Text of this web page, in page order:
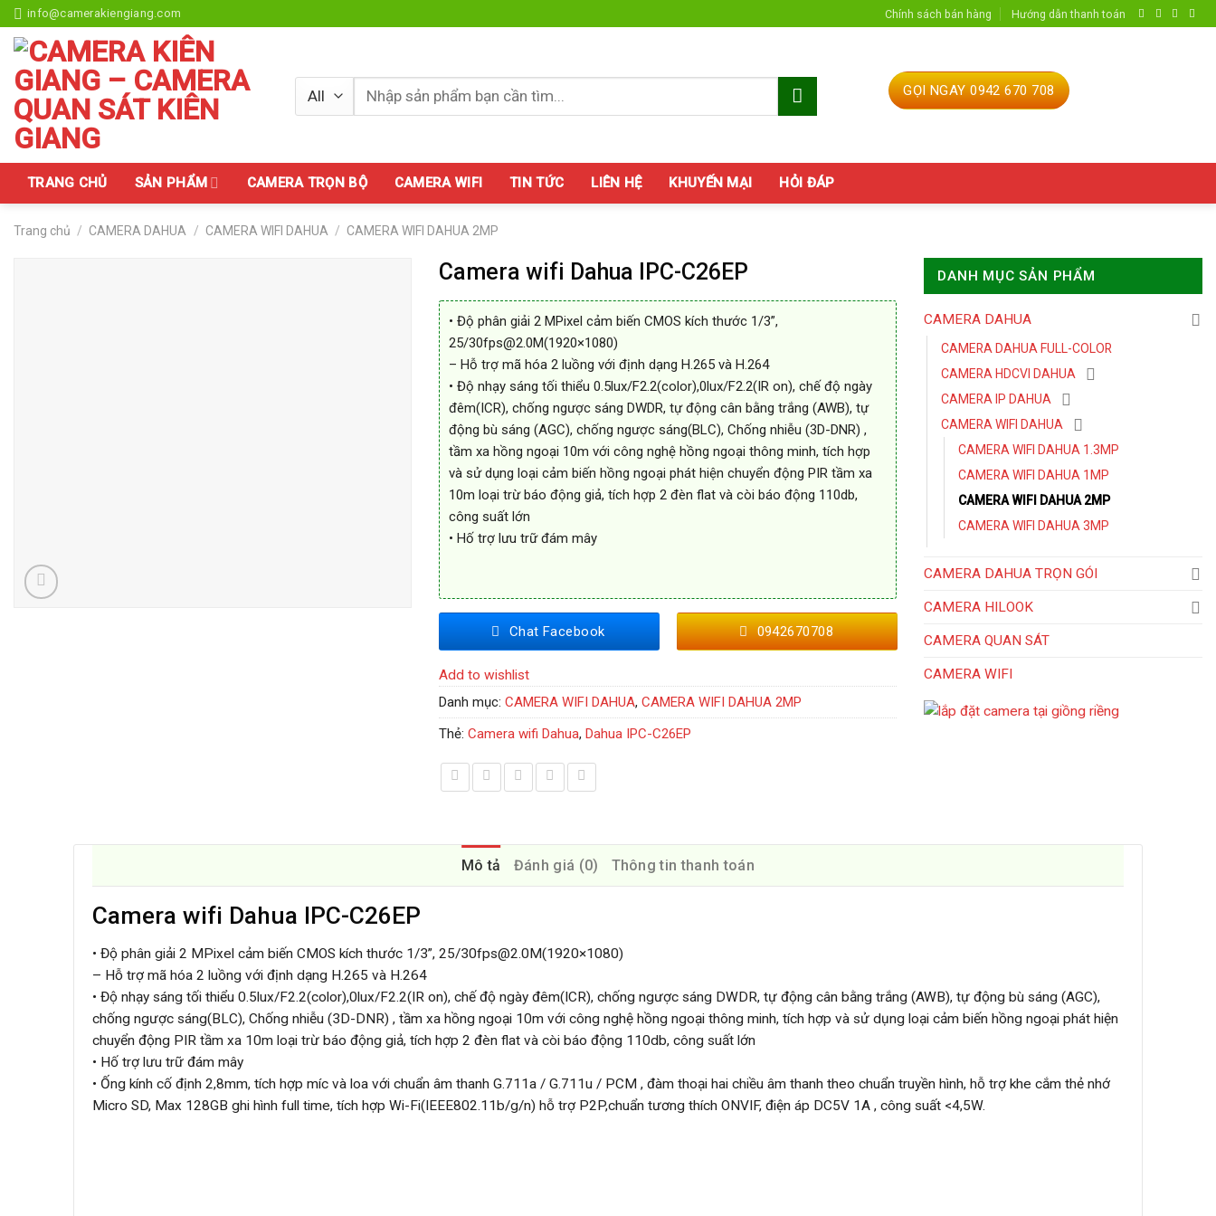
Skip
to
content
info@camerakiengiang.com Chính sách bán hàng Hướng dẫn thanh toán
Tìm
kiếm:
GỌI NGAY 0942 670 708
TRANG CHỦ SẢN PHẨM CAMERA TRỌN BỘ CAMERA WIFI TIN TỨC LIÊN HỆ KHUYẾN MẠI HỎI ĐÁP
Trang chủ / CAMERA DAHUA / CAMERA WIFI DAHUA / CAMERA WIFI DAHUA 2MP
Camera wifi Dahua IPC-C26EP
• Độ phân giải 2 MPixel cảm biến CMOS kích thước 1/3”,
25/30fps@2.0M(1920×1080)
– Hỗ trợ mã hóa 2 luồng với định dạng H.265 và H.264
• Độ nhạy sáng tối thiểu 0.5lux/F2.2(color),0lux/F2.2(IR on), chế độ ngày
đêm(ICR), chống ngược sáng DWDR, tự động cân bằng trắng (AWB), tự
động bù sáng (AGC), chống ngược sáng(BLC), Chống nhiễu (3D-DNR) ,
tầm xa hồng ngoại 10m với công nghệ hồng ngoại thông minh, tích hợp
và sử dụng loại cảm biến hồng ngoại phát hiện chuyển động PIR tầm xa
10m loại trừ báo động giả, tích hợp 2 đèn flat và còi báo động 110db,
công suất lớn
• Hố trợ lưu trữ đám mây
Chat Facebook 0942670708
Add to wishlist
Danh mục:CAMERA WIFI DAHUA,CAMERA WIFI DAHUA 2MP
Thẻ:Camera wifi Dahua,Dahua IPC-C26EP
DANH MỤC SẢN PHẨM
CAMERA DAHUA
CAMERA DAHUA FULL-COLOR
CAMERA HDCVI DAHUA
CAMERA IP DAHUA
CAMERA WIFI DAHUA
CAMERA WIFI DAHUA 1.3MP
CAMERA WIFI DAHUA 1MP
CAMERA WIFI DAHUA 2MP
CAMERA WIFI DAHUA 3MP
CAMERA DAHUA TRỌN GÓI
CAMERA HILOOK
CAMERA QUAN SÁT
CAMERA WIFI
Mô tả Đánh giá (0) Thông tin thanh toán
Camera wifi Dahua IPC-C26EP
• Độ phân giải 2 MPixel cảm biến CMOS kích thước 1/3”, 25/30fps@2.0M(1920×1080)
– Hỗ trợ mã hóa 2 luồng với định dạng H.265 và H.264
• Độ nhạy sáng tối thiểu 0.5lux/F2.2(color),0lux/F2.2(IR on), chế độ ngày đêm(ICR), chống ngược sáng DWDR, tự động cân bằng trắng (AWB), tự động bù sáng (AGC),
chống ngược sáng(BLC), Chống nhiễu (3D-DNR) , tầm xa hồng ngoại 10m với công nghệ hồng ngoại thông minh, tích hợp và sử dụng loại cảm biến hồng ngoại phát hiện
chuyển động PIR tầm xa 10m loại trừ báo động giả, tích hợp 2 đèn flat và còi báo động 110db, công suất lớn
• Hố trợ lưu trữ đám mây
• Ống kính cố định 2,8mm, tích hợp míc và loa với chuẩn âm thanh G.711a / G.711u / PCM , đàm thoại hai chiều âm thanh theo chuẩn truyền hình, hỗ trợ khe cắm thẻ nhớ
Micro SD, Max 128GB ghi hình full time, tích hợp Wi-Fi(IEEE802.11b/g/n) hỗ trợ P2P,chuẩn tương thích ONVIF, điện áp DC5V 1A , công suất <4,5W.